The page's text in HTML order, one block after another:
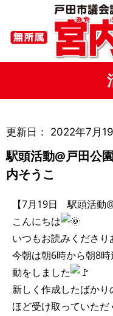
更新日： 2022年7月
駅頭活動@戸田公
内そうこ
【7月19日 駅頭活動
こんにちは
いつもお読みくださ
今朝は朝6時から朝8
動をしました
新しく作成したばか
ほど受け取っていた